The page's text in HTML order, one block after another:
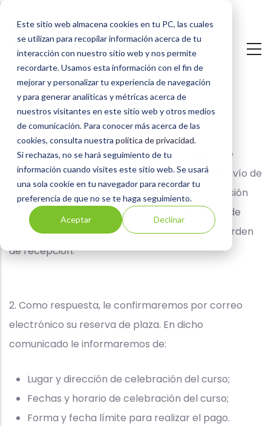
Este sitio web almacena cookies en tu PC, las cuales
se utilizan para recopilar información acerca de tu
interacción con nuestro sitio web y nos permite
recordarte. Usamos esta información con el fin de
mejorar y personalizar tu experiencia de navegación
y para generar analíticas y métricas acerca de
nuestros visitantes en este sitio web y otros medios
de comunicación. Para conocer más acerca de las
cookies, consulta nuestra política de privacidad.
Si rechazas, no se hará seguimiento de tu
información cuando visites este sitio web. Se usará
una sola cookie en tu navegador para recordar tu
preferencia de que no se te haga seguimiento.
Aceptar Declinar
Pasar
contenido
principal
Condiciones
Generales
de
Inscripción
curso
27001
Implantación"
CÓMO INSCRIBIRSE
1. Cumplimentando el formulario de Solicitud de
Inscripción aInternet Security Auditors. El envío de
esta Solicitud de Inscripción no implica la admisión
inmediata al curso. Debido al número limitado de
plazas, esta reserva se realizará por riguroso orden
de recepción.
2. Como respuesta, le confirmaremos por correo
electrónico su reserva de plaza. En dicho
comunicado le informaremos de:
Lugar y dirección de celebración del curso;
Fechas y horario de celebración del curso;
Forma y fecha límite para realizar el pago.